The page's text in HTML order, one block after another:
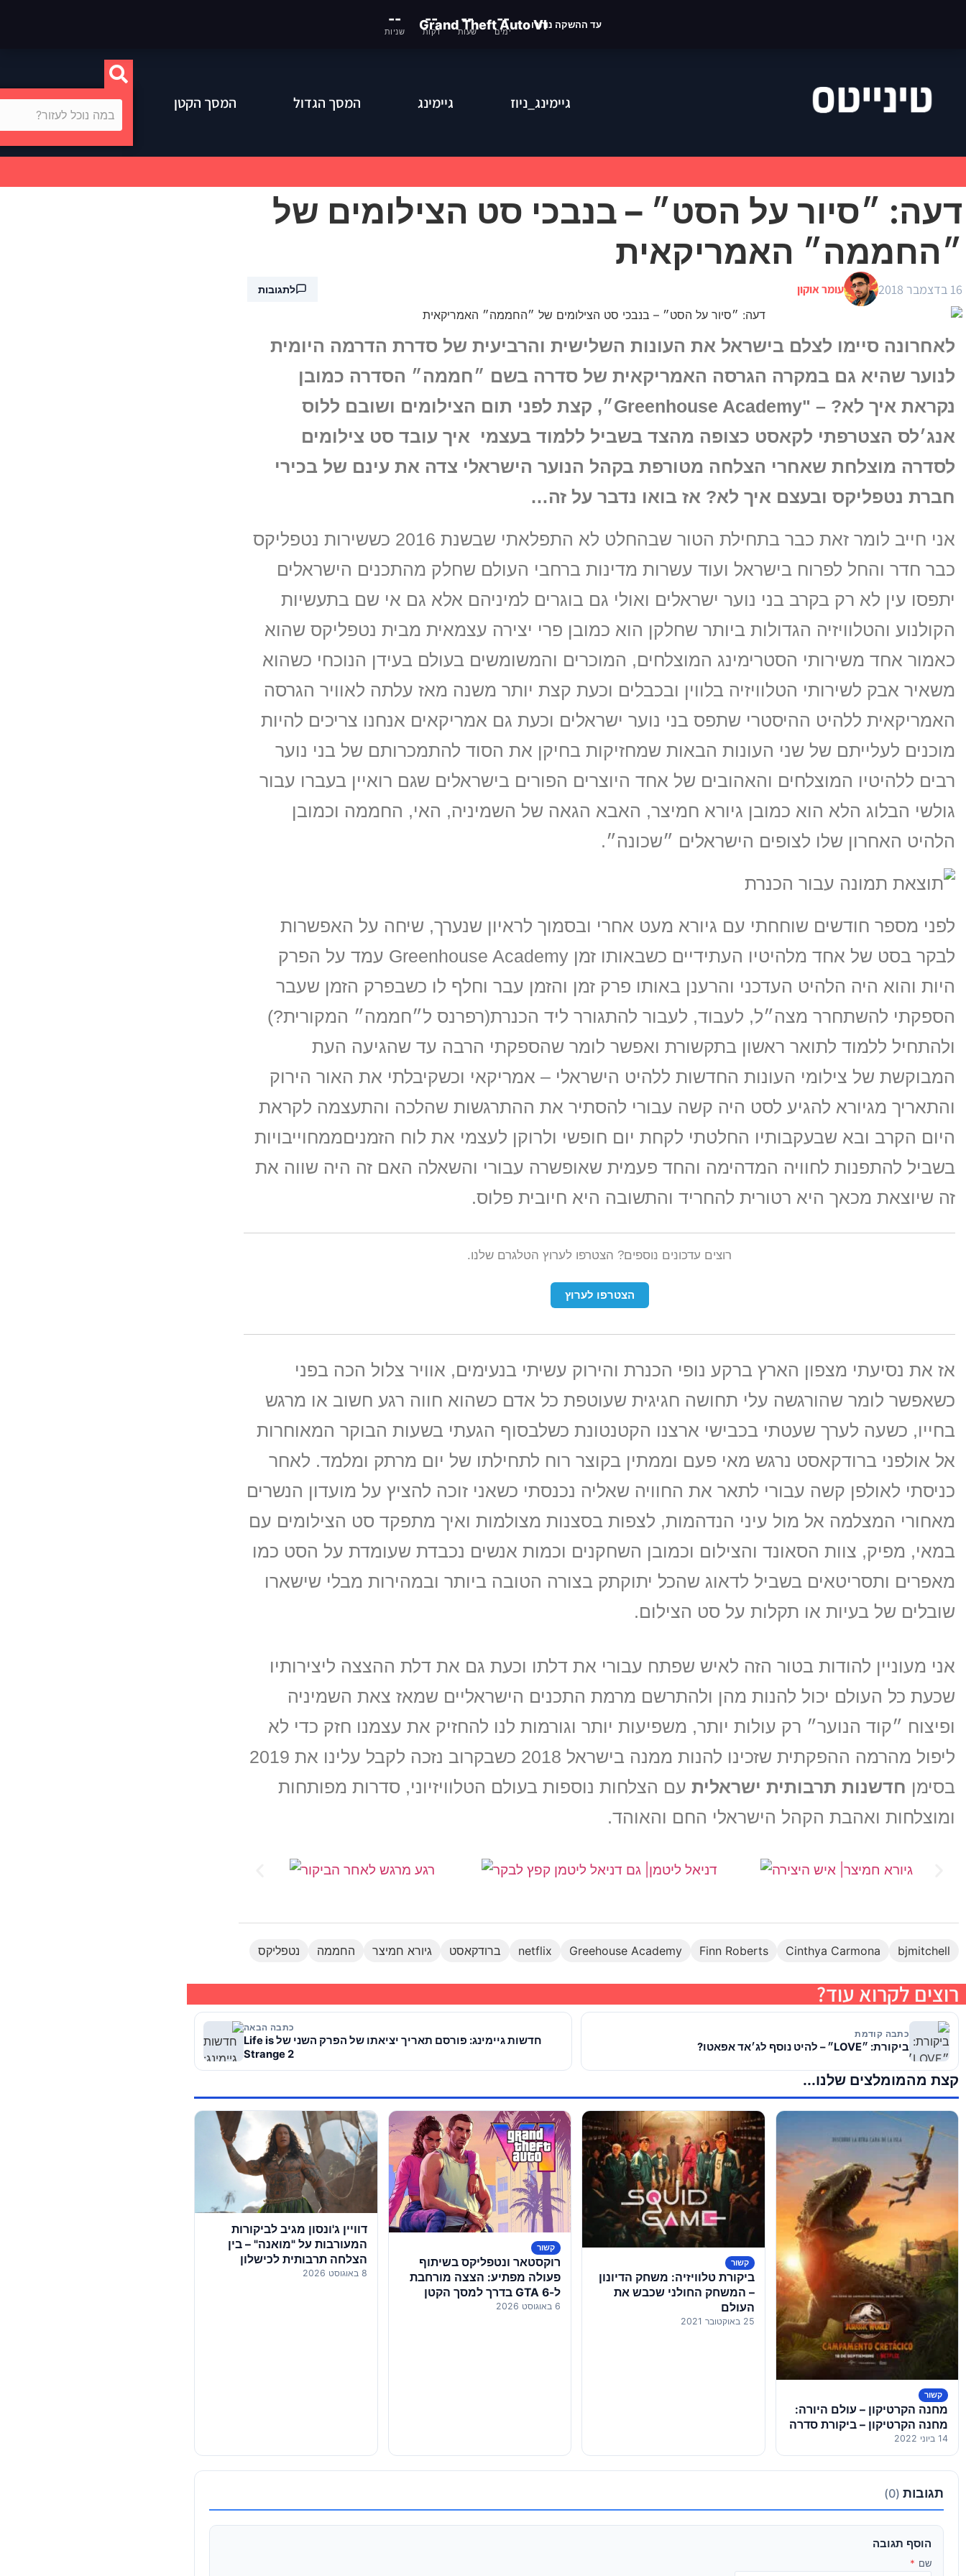
עד ההשקה נותרוGrand Theft Auto VI
--
ימים
--
שעות
--
דקות
--
שניות
גיימינג_ניוז גיימינג המסך הגדול המסך הקטן
דעה: ״סיור על הסט״ – בנבכי סט הצילומים של
״החממה״ האמריקאית
16 בדצמבר 2018 עומר אוקון לתגובות
לאחרונה סיימו לצלם בישראל את העונות השלישית והרביעית של סדרת הדרמה היומית
לנוער שהיא גם במקרה הגרסה האמריקאית של סדרה בשם ״חממה״ הסדרה כמובן
נקראת איך לא? – "Greenhouse Academy״, קצת לפני תום הצילומים ושובם ללוס
אנג׳לס הצטרפתי לקאסט כצופה מהצד בשביל ללמוד בעצמי איך עובד סט צילומים
לסדרה מוצלחת שאחרי הצלחה מטורפת בקהל הנוער הישראלי צדה את עינם של בכירי
חברת נטפליקס ובעצם איך לא? אז בואו נדבר על זה…
אני חייב לומר זאת כבר בתחילת הטור שבהחלט לא התפלאתי שבשנת 2016 כששירות נטפליקס
כבר חדר והחל לפרוח בישראל ועוד עשרות מדינות ברחבי העולם שחלק מהתכנים הישראלים
יתפסו עין לא רק בקרב בני נוער ישראלים ואולי גם בוגרים למיניהם אלא גם אי שם בתעשיות
הקולנוע והטלוויזיה הגדולות ביותר שחלקן הוא כמובן פרי יצירה עצמאית מבית נטפליקס שהוא
כאמור אחד משירותי הסטרימינג המוצלחים, המוכרים והמשומשים בעולם בעידן הנוכחי כשהוא
משאיר אבק לשירותי הטלוויזיה בלווין ובכבלים וכעת קצת יותר משנה מאז עלתה לאוויר הגרסה
האמריקאית ללהיט ההיסטרי שתפס בני נוער ישראלים וכעת גם אמריקאים אנחנו צריכים להיות
מוכנים לעלייתם של שני העונות הבאות שמחזיקות בחיקן את הסוד להתמכרותם של בני נוער
רבים ללהיטיו המוצלחים והאהובים של אחד היוצרים הפורים בישראלים שגם רואיין בעברו עבור
גולשי הבלוג הלא הוא כמובן גיורא חמיצר, האבא הגאה של השמיניה, האי, החממה וכמובן
הלהיט האחרון שלו לצופים הישראלים ״שכונה״.
לפני מספר חודשים שוחחתי עם גיורא מעט אחרי ובסמוך לראיון שנערך, שיחה על האפשרות
לבקר בסט של אחד מלהיטיו העתידיים כשבאותו זמן Greenhouse Academy עמד על הפרק
היות והוא היה הלהיט העדכני והרענן באותו פרק זמן והזמן עבר וחלף לו כשבפרק הזמן שעבר
הספקתי להשתחרר מצה״ל, לעבוד, לעבור להתגורר ליד הכנרת(רפרנס ל״חממה״ המקורית?)
ולהתחיל ללמוד לתואר ראשון בתקשורת ואפשר לומר שהספקתי הרבה עד שהגיעה העת
המבוקשת של צילומי העונות החדשות ללהיט הישראלי – אמריקאי וכשקיבלתי את האור הירוק
והתאריך מגיורא להגיע לסט היה קשה עבורי להסתיר את ההתרגשות שהלכה והתעצמה לקראת
היום הקרב ובא שבעקבותיו החלטתי לקחת יום חופשי ולרוקן לעצמי את לוח הזמניםממחוייבויות
בשביל להתפנות לחוויה המדהימה והחד פעמית שאופשרה עבורי והשאלה האם זה היה שווה את
זה שיוצאת מכאך היא רטורית להחריד והתשובה היא חיובית פלוס.
רוצים עדכונים נוספים? הצטרפו לערוץ הטלגרם שלנו.
הצטרפו לערוץ
אז את נסיעתי מצפון הארץ ברקע נופי הכנרת והירוק עשיתי בנעימים, אוויר צלול הכה בפני
כשאפשר לומר שהורגשה עלי תחושה חגיגית שעוטפת כל אדם כשהוא חווה רגע חשוב או מרגש
בחייו, כשעה לערך שעטתי בכבישי ארצנו הקטנטונת כשלבסוף הגעתי בשעות הבוקר המאוחרות
אל אולפני ברודקאסט נרגש מאי פעם וממתין בקוצר רוח לתחילתו של יום מרתק ומלמד. לאחר
כניסתי לאולפן קשה עבורי לתאר את החוויה שאליה נכנסתי כשאני זוכה להציץ על מועדון הנשרים
מאחורי המצלמה אל מול עיני הנדהמות, לצפות בסצנות מצולמות ואיך מתפקד סט הצילומים עם
במאי, מפיק, צוות הסאונד והצילום וכמובן השחקנים וכמות אנשים נכבדת שעומדת על הסט כמו
מאפרים ותסריטאים בשביל לדאוג שהכל יתוקתק בצורה הטובה ביותר ובמהירות מבלי שישארו
שובלים של בעיות או תקלות על סט הצילום.
אני מעוניין להודות בטור הזה לאיש שפתח עבורי את דלתו וכעת גם את דלת ההצצה ליצירותיו
שכעת כל העולם יכול להנות מהן ולהתרשם מרמת התכנים הישראליים שמאז צאת השמיניה
ופיצוח ״קוד הנוער״ רק עולות יותר, משפיעות יותר וגורמות לנו להחזיק את עצמנו חזק כדי לא
ליפול מהרמה ההפקתית שזכינו להנות ממנה בישראל 2018 כשבקרוב נזכה לקבל עלינו את 2019
בסימן חדשנות תרבותית ישראלית עם הצלחות נוספות בעולם הטלוויזיוני, סדרות מפותחות
ומוצלחות ואהבת הקהל הישראלי החם והאוהד.
bjmitchell
Cinthya Carmona
Finn Roberts
Greehouse Academy
netflix ברודקאסט גיורא חמיצר החממה נטפליקס
רוצים לקרוא עוד?
כתבה קודמת
ביקורת: ״LOVE״ – להיט נוסף לג׳אד אפאטו?
כתבה הבאה
חדשות גיימינג: פורסם תאריך יציאתו של הפרק השני של Life is
Strange 2
קצת מהמומלצים שלנו...
קשור
מחנה הקרטיקון – עולם היורה:
מחנה הקרטיקון – ביקורת סדרה
14 ביוני 2022
קשור
ביקורת טלוויזיה: משחק הדיונון
– המשחק החולני שכבש את
העולם
25 באוקטובר 2021
קשור
רוקסטאר ונטפליקס בשיתוף
פעולה מפתיע: הצצה מורחבת
ל-GTA 6 בדרך למסך הקטן
6 באוגוסט 2026
דוויין ג'ונסון מגיב לביקורות
המעורבות על "מואנה" – בין
הצלחה תרבותית לכישלון
בקופות
8 באוגוסט 2026
תגובות (0)
הוסף תגובה
שם *